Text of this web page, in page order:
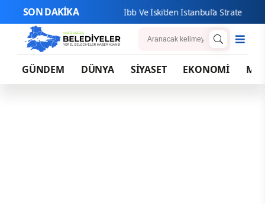
SON DAKİKA İbb Ve
GÜNDEM DÜNYA SİYASET EKONOMİ